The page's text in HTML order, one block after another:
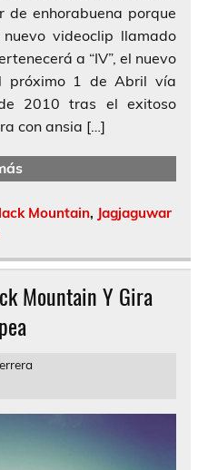
de enhorabuena porque
videoclip llamado
a “IV”, el nuevo
próximo 1 de Abril vía
2010 tras el exitoso
con ansia […]
Mountain, Jagjaguwar
Mountain Y Gira